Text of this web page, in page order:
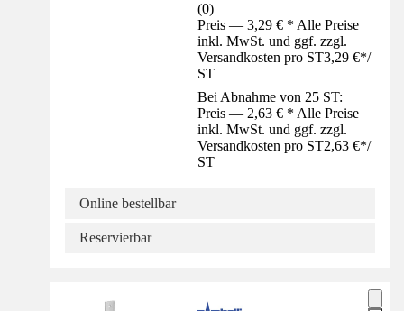
(0)
Preis — 3,29 € * Alle Preise
inkl. MwSt. und ggf. zzgl.
Versandkosten pro ST3,29 €*/
ST
Bei Abnahme von 25 ST:
Preis — 2,63 € * Alle Preise
inkl. MwSt. und ggf. zzgl.
Versandkosten pro ST2,63 €*/
ST
Online bestellbar
Reservierbar